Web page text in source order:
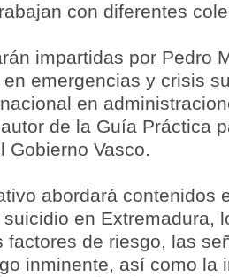
con diferentes
impartidas por Pedro
emergencias y crisis
en
de la Guía Práctica
Gobierno Vasco.
abordará contenidos
en Extremadura,
factores de riesgo, las
inminente, así como la